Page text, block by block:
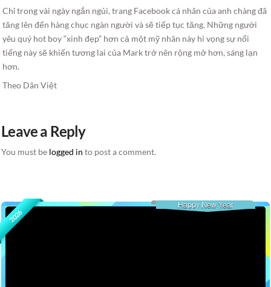
Chỉ trong vài ngày ngắn ngủi, trang Facebook cá nhân của anh chàng đã
tăng lên đến hàng chục ngàn người và sẽ tiếp tục tăng. Những người
yêu quý hot boy “xinh đẹp” hơn cả một mỹ nhân này hi vọng sự nổi
tiếng này sẽ khiến tương lai của Mark trở nên rộng mở hơn, sáng lạn
hơn.
Theo Dân Việt
Leave a Reply
You must be logged in to post a comment.
2026
Happy New Year